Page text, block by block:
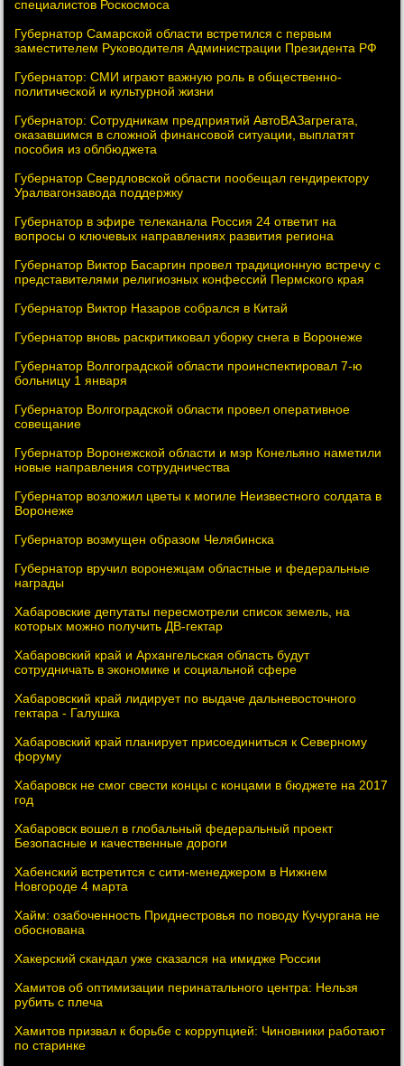
специалистов Роскосмоса
Губернатор Самарской области встретился с первым
заместителем Руководителя Администрации Президента РФ
Губернатор: СМИ играют важную роль в общественно-
политической и культурной жизни
Губернатор: Сотрудникам предприятий АвтоВАЗагрегата,
оказавшимся в сложной финансовой ситуации, выплатят
пособия из облбюджета
Губернатор Свердловской области пообещал гендиректору
Уралвагонзавода поддержку
Губернатор в эфире телеканала Россия 24 ответит на
вопросы о ключевых направлениях развития региона
Губернатор Виктор Басаргин провел традиционную встречу с
представителями религиозных конфессий Пермского края
Губернатор Виктор Назаров собрался в Китай
Губернатор вновь раскритиковал уборку снега в Воронеже
Губернатор Волгоградской области проинспектировал 7-ю
больницу 1 января
Губернатор Волгоградской области провел оперативное
совещание
Губернатор Воронежской области и мэр Конельяно наметили
новые направления сотрудничества
Губернатор возложил цветы к могиле Неизвестного солдата в
Воронеже
Губернатор возмущен образом Челябинска
Губернатор вручил воронежцам областные и федеральные
награды
Хабаровские депутаты пересмотрели список земель, на
которых можно получить ДВ-гектар
Хабаровский край и Архангельская область будут
сотрудничать в экономике и социальной сфере
Хабаровский край лидирует по выдаче дальневосточного
гектара - Галушка
Хабаровский край планирует присоединиться к Северному
форуму
Хабаровск не смог свести концы с концами в бюджете на 2017
год
Хабаровск вошел в глобальный федеральный проект
Безопасные и качественные дороги
Хабенский встретится с сити-менеджером в Нижнем
Новгороде 4 марта
Хайм: озабоченность Приднестровья по поводу Кучургана не
обоснована
Хакерский скандал уже сказался на имидже России
Хамитов об оптимизации перинатального центра: Нельзя
рубить с плеча
Хамитов призвал к борьбе с коррупцией: Чиновники работают
по старинке